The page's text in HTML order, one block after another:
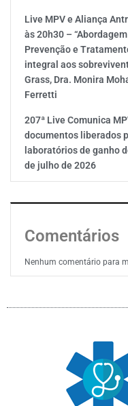
Live MPV e Aliança
às 20h30 –
Prevenção e
integral aos
Grass, Dra. Monira
Ferretti
207ª Live Comunica
documentos liberados
laboratórios de ganho
de julho de 2026
Comentários
Nenhum comentário para